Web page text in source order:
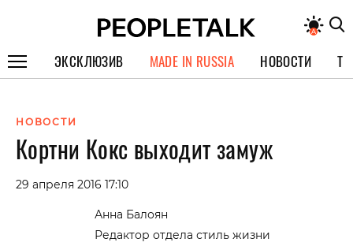
ЭКСКЛЮЗИВ
СПЕЦПРОЕКТЫ
ИНТЕРВЬЮ
ПОКОЛЕНИЕ
MADE IN RUSSIA НОВОСТИ
НОВОСТИ
Кортни Кокс выходит замуж
29 апреля 2016 17:10
Анна Балоян
Редактор отдела стиль жизни